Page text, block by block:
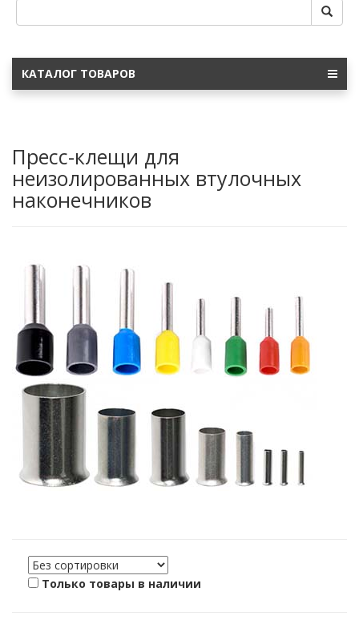
КАТАЛОГ ТОВАРОВ
Пресс-клещи для
неизолированных втулочных
наконечников
Только товары в наличии